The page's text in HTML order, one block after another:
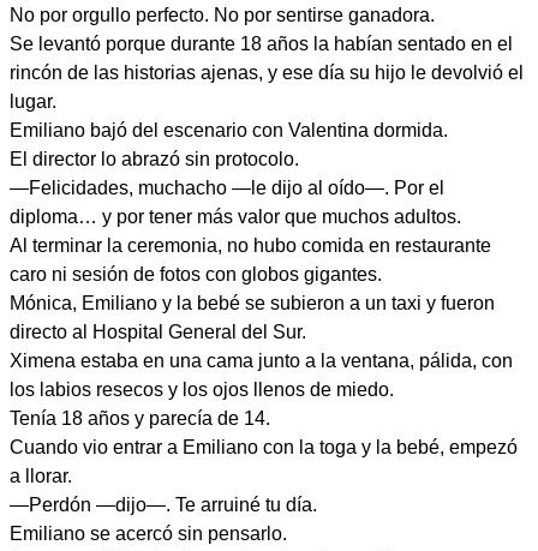
No por orgullo perfecto. No por sentirse ganadora.
Se levantó porque durante 18 años la habían sentado en el
rincón de las historias ajenas, y ese día su hijo le devolvió el
lugar.
Emiliano bajó del escenario con Valentina dormida.
El director lo abrazó sin protocolo.
—Felicidades, muchacho —le dijo al oído—. Por el
diploma… y por tener más valor que muchos adultos.
Al terminar la ceremonia, no hubo comida en restaurante
caro ni sesión de fotos con globos gigantes.
Mónica, Emiliano y la bebé se subieron a un taxi y fueron
directo al Hospital General del Sur.
Ximena estaba en una cama junto a la ventana, pálida, con
los labios resecos y los ojos llenos de miedo.
Tenía 18 años y parecía de 14.
Cuando vio entrar a Emiliano con la toga y la bebé, empezó
a llorar.
—Perdón —dijo—. Te arruiné tu día.
Emiliano se acercó sin pensarlo.